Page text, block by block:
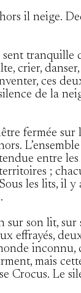
il neige.
sent tranquille
crier,
ces
de la
fermée sur
entre
;
les lits, il y
sur son lit, sur
effrayés,
inconnu,
mais
Crocus. Le